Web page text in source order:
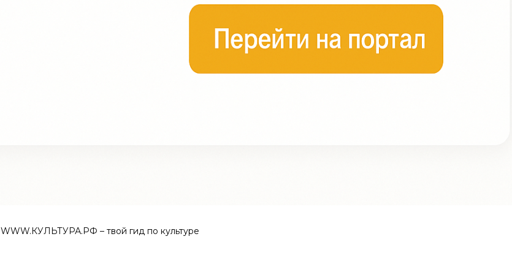
WWW.КУЛЬТУРА.РФ – твой гид по культуре